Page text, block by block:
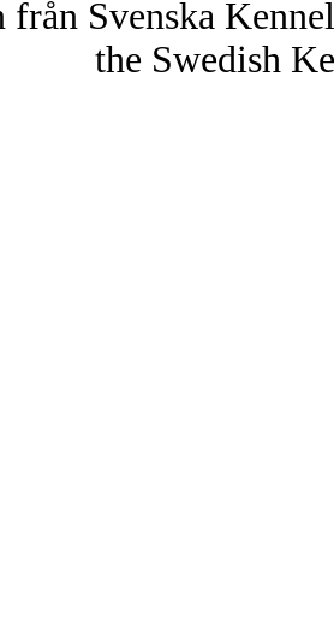
Svenska
the Swedish